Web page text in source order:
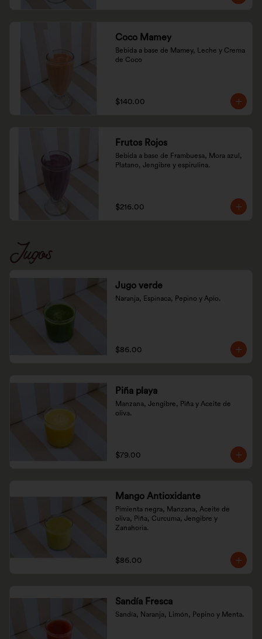
Coco Mamey
Bebida a base de Mamey, Leche y Crema
de Coco
$140.00
Frutos Rojos
Bebida a base de Frambuesa, Mora azul,
Platano, Jengibre y espirulina.
$216.00
Jugos
Jugo verde
Naranja, Espinaca, Pepino y Apio.
$86.00
Piña playa
Manzana, Jengibre, Piña y Aceite de
oliva.
$79.00
Mango Antioxidante
Pimienta negra, Manzana, Aceite de
oliva, Piña, Curcuma, Jengibre y
Zanahoria.
$86.00
Sandía Fresca
Sandía, Naranja, Limón, Pepino y Menta.